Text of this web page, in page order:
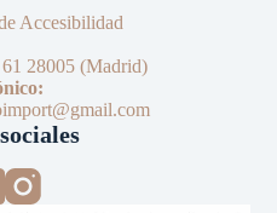
Accesibilidad
28005 (Madrid)